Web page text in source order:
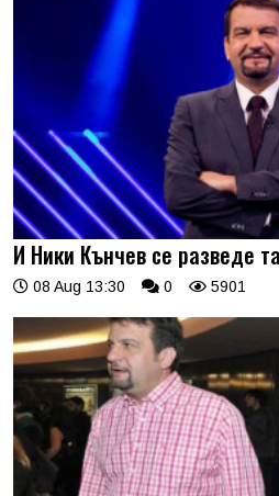
И Ники Кънчев се разведе
08 Aug 13:30 0 5901